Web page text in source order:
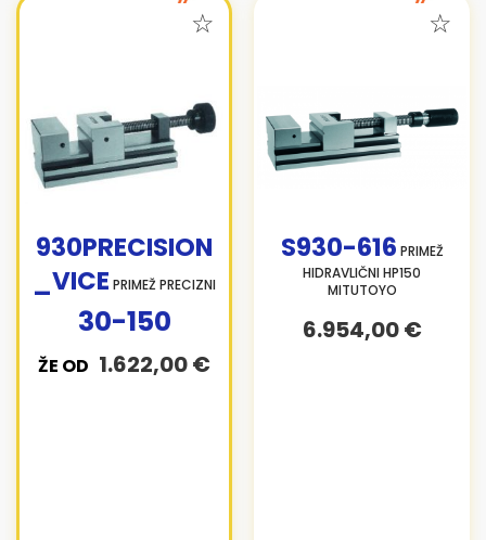
930PRECISION
_VICE PRIMEŽ PRECIZNI
ŽE OD 1.622,00 €
30-150
S930-616 PRIMEŽ
HIDRAVLIČNI HP150
MITUTOYO
6.954,00 €